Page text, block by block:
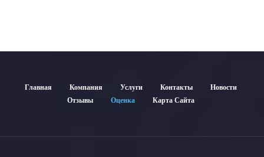
Главная Компания Услуги Контакты
Новости
Отзывы
Оценка Карта Сайта